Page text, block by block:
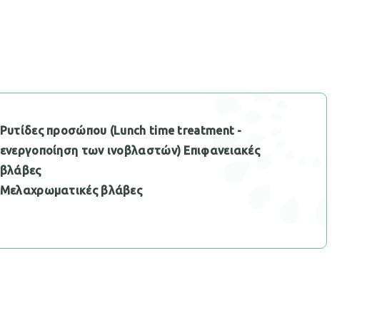
Ρυτίδες προσώπου (Lunch time treatment -
ενεργοποίηση των ινοβλαστών) Επιφανειακές
βλάβες
Μελαχρωματικές βλάβες